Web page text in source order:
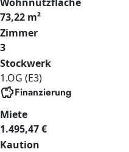
73,22 m²
Zimmer
3
Stockwerk
1.OG (E3)
savingsFinanzierung
Miete
1.495,47 €
Kaution